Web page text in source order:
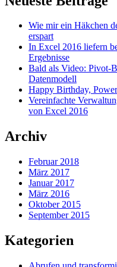
Wie mir ein Häkchen
erspart
In Excel 2016 liefern
Ergebnisse
Bald als Video: Pivot-
Datenmodell
Happy Birthday,
Vereinfachte
von Excel 2016
Archiv
Februar 2018
März 2017
Januar 2017
März 2016
Oktober 2015
September 2015
Kategorien